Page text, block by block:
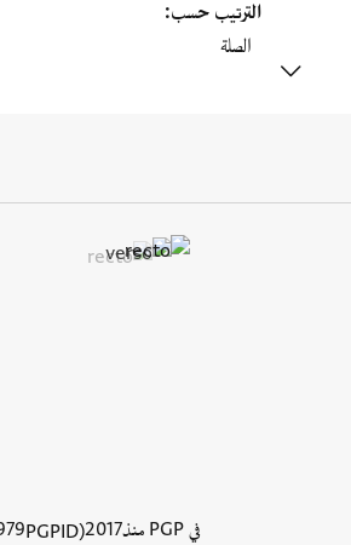
الترتيب حسب
في PGP منذ 2017
PGPID